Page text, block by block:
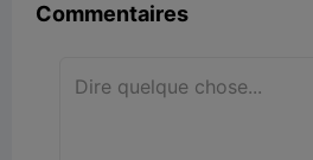
Commentaires